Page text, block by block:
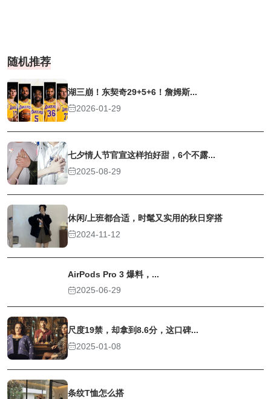
随机推荐
湖三崩！东契奇29+5+6！詹姆斯...
2026-01-29
七夕情人节官宣这样拍好甜，6个不露...
2025-08-29
休闲/上班都合适，时髦又实用的秋日穿搭
2024-11-12
AirPods Pro 3 爆料，...
2025-06-29
尺度19禁，却拿到8.6分，这口碑...
2025-01-08
条纹T恤怎么搭